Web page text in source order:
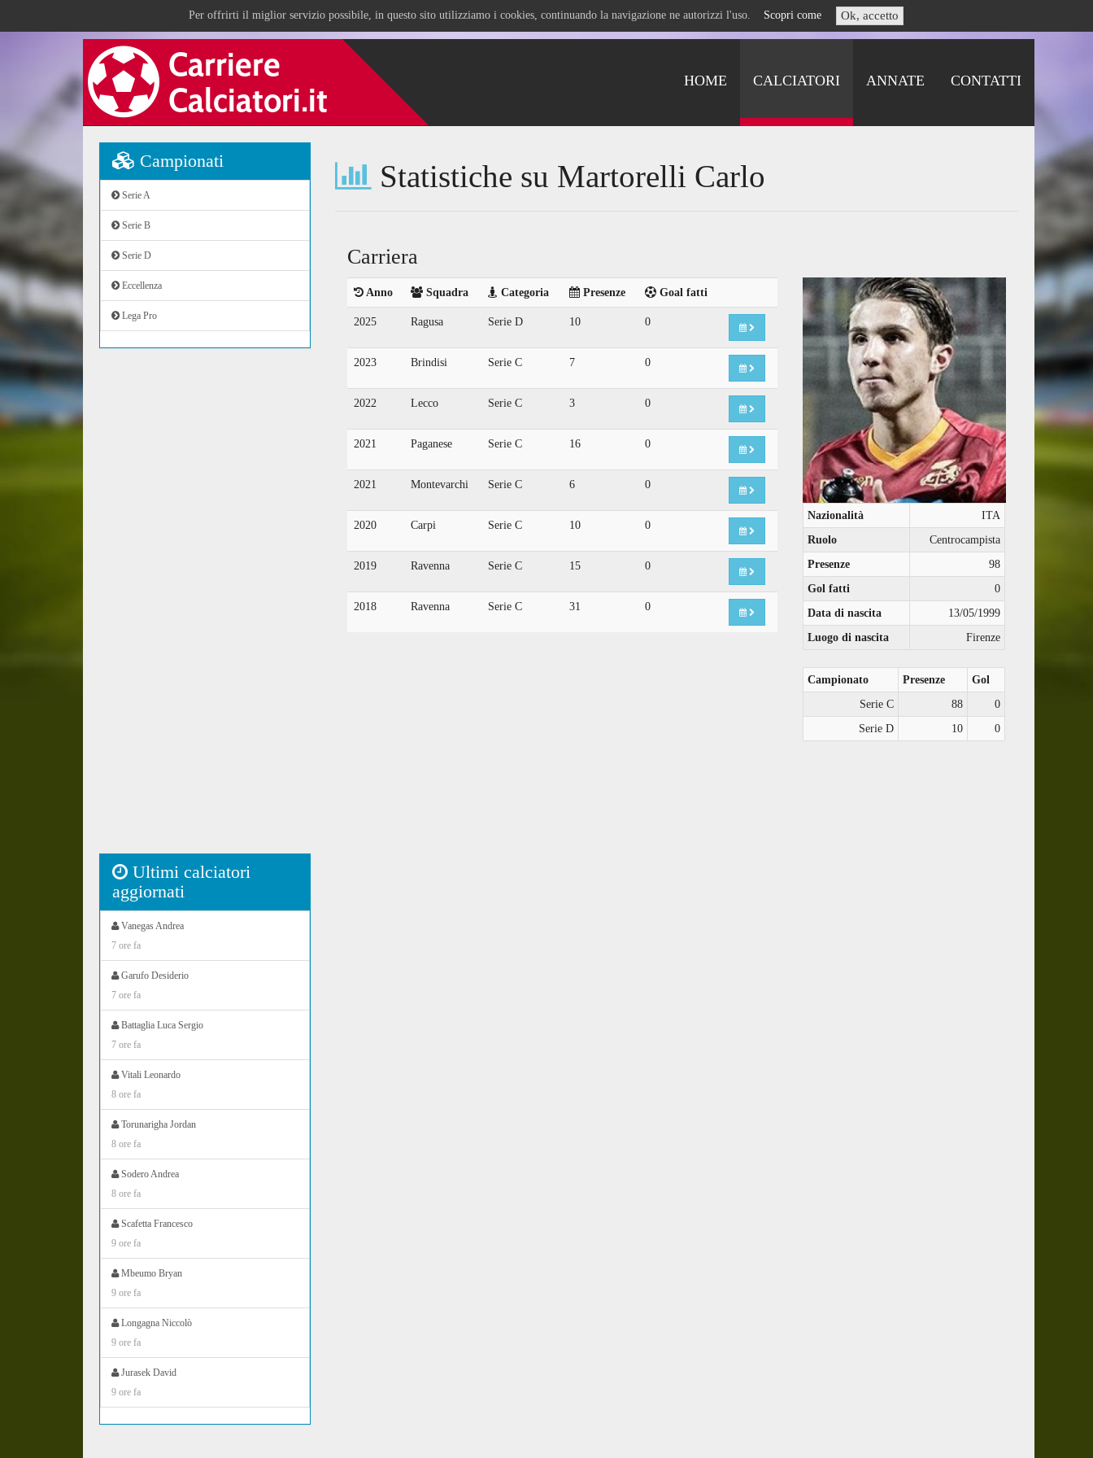
Per offrirti il miglior servizio possibile, in questo sito utilizziamo i cookies, continuando la navigazione ne autorizzi l'uso. Scopri come Ok, accetto
HOME CALCIATORI ANNATE CONTATTI
Campionati
Serie A
Serie B
Serie D
Eccellenza
Lega Pro
Ultimi calciatori
aggiornati
Vanegas Andrea
7 ore fa
Garufo Desiderio
7 ore fa
Battaglia Luca Sergio
7 ore fa
Vitali Leonardo
8 ore fa
Torunarigha Jordan
8 ore fa
Sodero Andrea
8 ore fa
Scafetta Francesco
9 ore fa
Mbeumo Bryan
9 ore fa
Longagna Niccolò
9 ore fa
Jurasek David
9 ore fa
Statistiche su Martorelli Carlo
Carriera
Anno Squadra Categoria Presenze Goal fatti
2025 Ragusa Serie D 10 0
2023 Brindisi Serie C 7 0
2022 Lecco Serie C 3 0
2021 Paganese Serie C 16 0
2021 Montevarchi Serie C 6 0
2020 Carpi Serie C 10 0
2019 Ravenna Serie C 15 0
2018 Ravenna Serie C 31 0
Nazionalità
ITA
Ruolo
Centrocampista
Presenze
98
Gol fatti
0
Data di nascita
13/05/1999
Luogo di nascita
Firenze
Campionato Presenze
Gol
Serie C
88
0
Serie D
10 0